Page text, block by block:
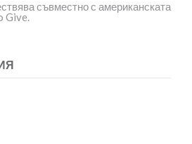
съвместно с американската